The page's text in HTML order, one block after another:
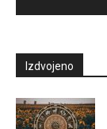
Izdvojeno